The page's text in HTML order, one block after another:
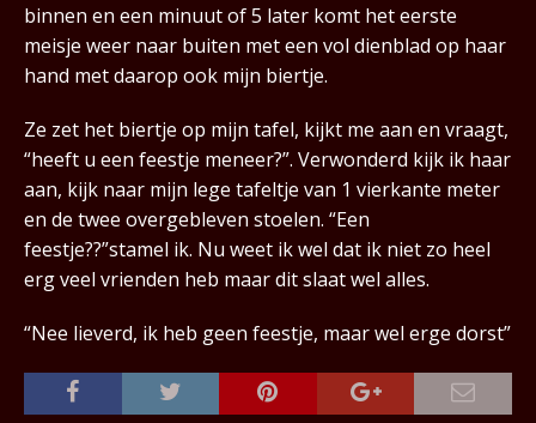
binnen en een minuut of 5 later komt het eerste
meisje weer naar buiten met een vol dienblad op haar
hand met daarop ook mijn biertje.
Ze zet het biertje op mijn tafel, kijkt me aan en vraagt,
“heeft u een feestje meneer?”. Verwonderd kijk ik haar
aan, kijk naar mijn lege tafeltje van 1 vierkante meter
en de twee overgebleven stoelen. “Een
feestje??”stamel ik. Nu weet ik wel dat ik niet zo heel
erg veel vrienden heb maar dit slaat wel alles.
“Nee lieverd, ik heb geen feestje, maar wel erge dorst”